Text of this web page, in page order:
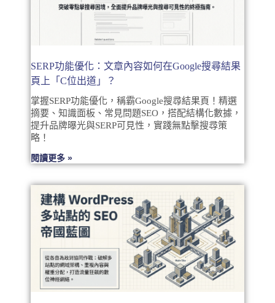
SERP功能優化：文章內容如何在Google搜尋結果
頁上「C位出道」？
掌握SERP功能優化，稱霸Google搜尋結果頁！精選
摘要、知識面板、常見問題SEO，搭配結構化數據，
提升品牌曝光與SERP可見性，實踐無點擊搜尋策
略！
閱讀更多 »